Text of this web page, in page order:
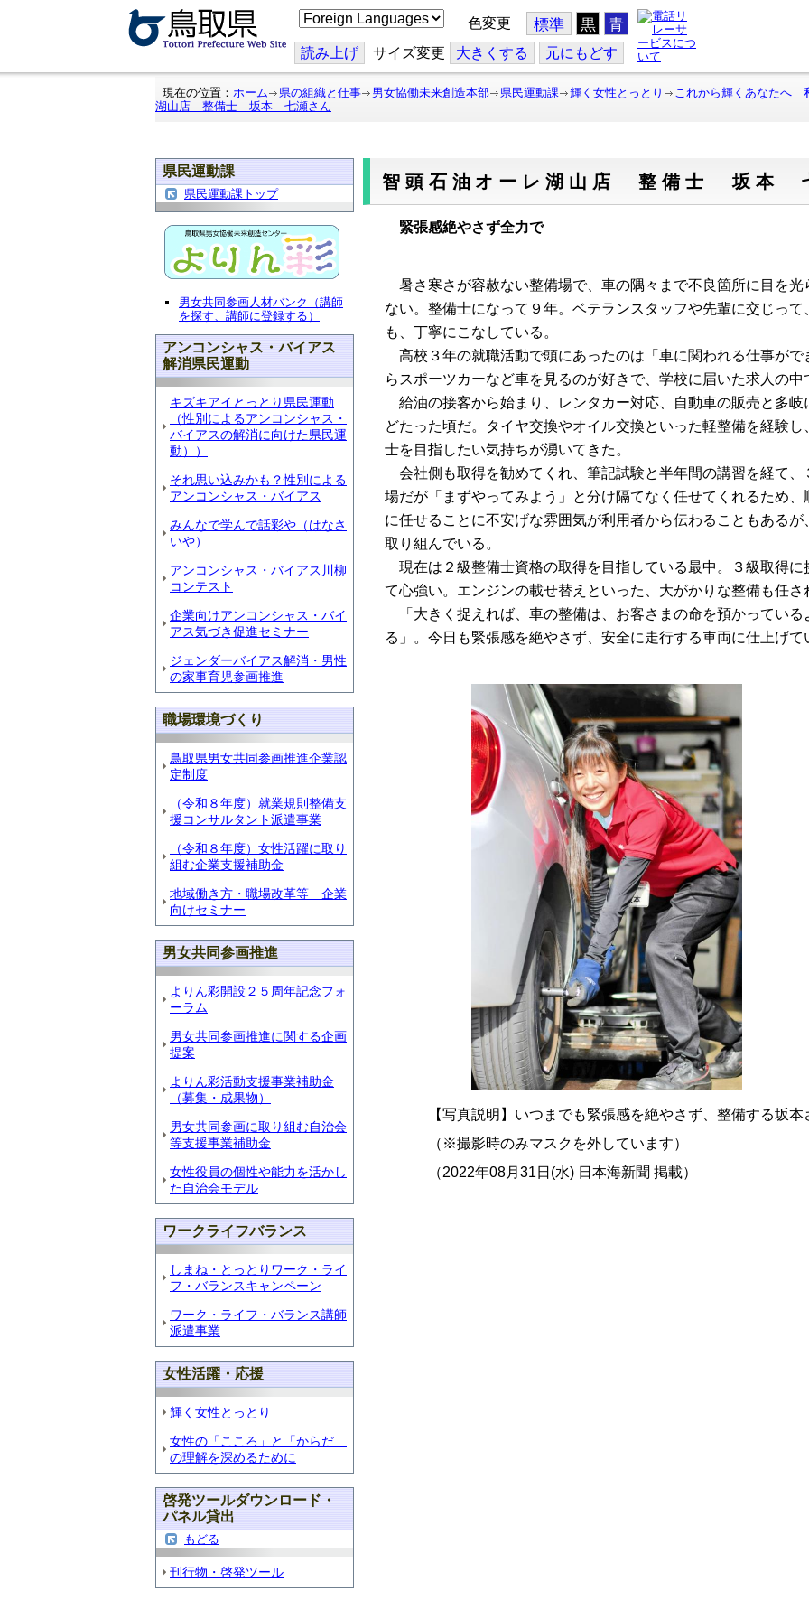
こ
の
ジ
を
翻
訳
色変更 標準 黒 青
読み上げ サイズ変更 大きくする 元にもどす
現在の位置： ホーム 県の組織と仕事 男女協働未来創造本部 県民運動課 輝く女性とっとり
これから輝くあなたへ
湖山店 整備士 坂本 七瀬さん
県民運動課
県民運動課トップ
男女共同参画人材バンク（講師
を探す、講師に登録する）
アンコンシャス・バイアス
解消県民運動
キズキアイとっとり県民運動
（性別によるアンコンシャス・
バイアスの解消に向けた県民運
動））
それ思い込みかも？性別による
アンコンシャス・バイアス
みんなで学んで話彩や（はなさ
いや）
アンコンシャス・バイアス川柳
コンテスト
企業向けアンコンシャス・バイ
アス気づき促進セミナー
ジェンダーバイアス解消・男性
の家事育児参画推進
職場環境づくり
鳥取県男女共同参画推進企業認
定制度
（令和８年度）就業規則整備支
援コンサルタント派遣事業
（令和８年度）女性活躍に取り
組む企業支援補助金
地域働き方・職場改革等 企業
向けセミナー
男女共同参画推進
よりん彩開設２５周年記念フォ
ーラム
男女共同参画推進に関する企画
提案
よりん彩活動支援事業補助金
（募集・成果物）
男女共同参画に取り組む自治会
等支援事業補助金
女性役員の個性や能力を活かし
た自治会モデル
ワークライフバランス
しまね・とっとりワーク・ライ
フ・バランスキャンペーン
ワーク・ライフ・バランス講師
派遣事業
女性活躍・応援
輝く女性とっとり
女性の「こころ」と「からだ」
の理解を深めるために
啓発ツールダウンロード・
パネル貸出
もどる
刊行物・啓発ツール
智頭石油オーレ湖山店 整備士 坂本
緊張感絶やさず全力で
暑さ寒さが容赦ない整備場で、車の隅々まで不良箇所に目を
ない。 整備士になって９年。ベテランスタッフや先輩に交じっ
も、丁寧にこなしている。
高校３年の就職活動で頭にあったのは「車に関われる仕事が
らスポーツカーなど車を見るのが好きで、学校に届いた求人の
給油の接客から始まり、レンタカー対応、自動車の販売と多
どたった頃だ。タイヤ交換やオイル交換といった軽整備を経験
士を目指したい気持ちが湧いてきた。
会社側も取得を勧めてくれ、筆記試験と半年間の講習を経て、
場だが「まずやってみよう」と分け隔てなく任せてくれるため
に任せることに不安げな雰囲気が利用者から伝わることもある
取り組んでいる。
現在は２級整備士資格の取得を目指している最中。３級取得
て心強い。エンジンの載せ替えといった、大がかりな整備も任さ
「大きく捉えれば、車の整備は、お客さまの命を預かってい
る」。今日も緊張感を絶やさず、安全に走行する車両に仕上げて
【写真説明】いつまでも緊張感を絶やさず、整備する坂
（※撮影時のみマスクを外しています）
（2022年08月31日(水) 日本海新聞 掲載）